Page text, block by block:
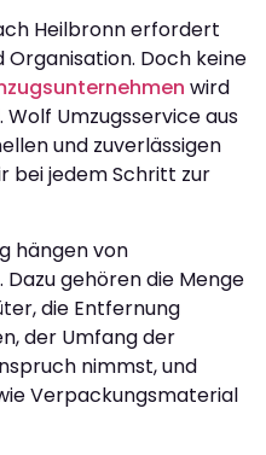
Heilbronn erfordert
Doch keine
wird
Wolf Umzugsservice aus
und zuverlässigen
bei jedem Schritt zur
hängen von
gehören die Menge
die Entfernung
der Umfang der
nimmst, und
Verpackungsmaterial